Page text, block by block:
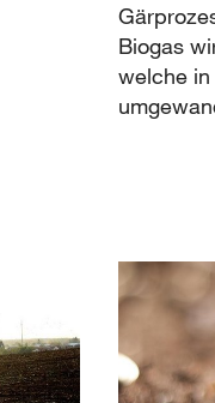
Biogas
welche in